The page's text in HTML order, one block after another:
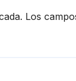
Los